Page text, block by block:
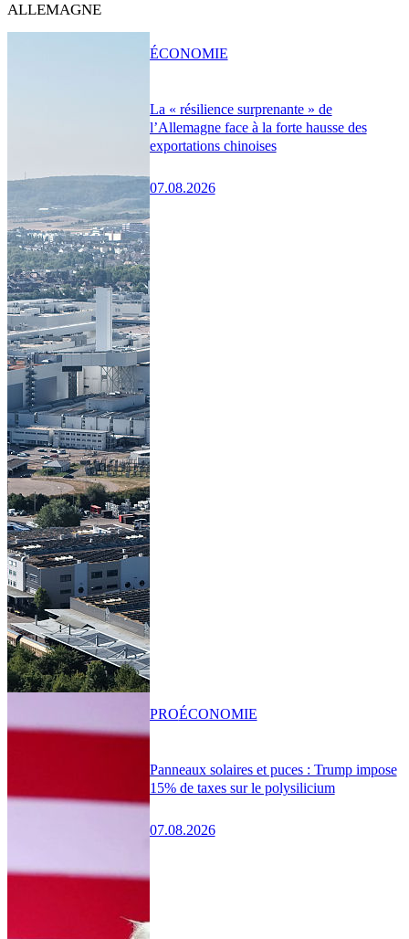
ALLEMAGNE
La « résilience surprenante » de
l’Allemagne face à la forte hausse des
exportations chinoises
07.08.2026
ÉCONOMIE
Panneaux solaires et puces : Trump impose
15% de taxes sur le polysilicium
07.08.2026
PROÉCONOMIE